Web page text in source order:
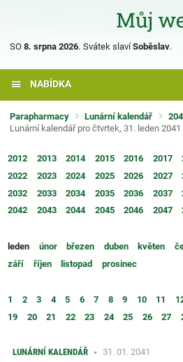
SO 8. srpna 2026. Svátek slavíSoběslav.
NABÍDKA
Parapharmacy Lunární kalendář
Lunární kalendář pro čtvrtek, 31. leden 2041
2012 2013 2014 2015 2016 2017
2022
2023 2024 2025 2026 2027
2032
2033 2034 2035 2036 2037
2042
2043 2044 2045 2046 2047
leden únor březen duben květen
září
říjen listopad prosinec
1 2 3 4 5 6 7 8 9 10 11
19
20 21 22 23 24 25 26 27
LUNÁRNÍ KALENDÁŘ 31. 01. 2041